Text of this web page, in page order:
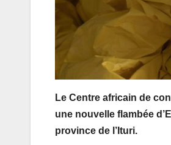
Le Centre africain de
une nouvelle flambée
province de l’Ituri.